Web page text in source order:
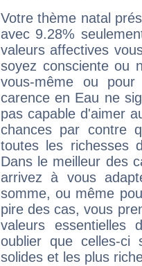
Votre thème natal
avec 9.28%
valeurs affectives
soyez consciente ou
vous-même ou
carence en Eau ne
pas capable d'aimer
chances par contre
toutes les richesses
Dans le meilleur des
arrivez à vous
somme, ou même
pire des cas, vous
valeurs
oublier que celles-
solides et les plus